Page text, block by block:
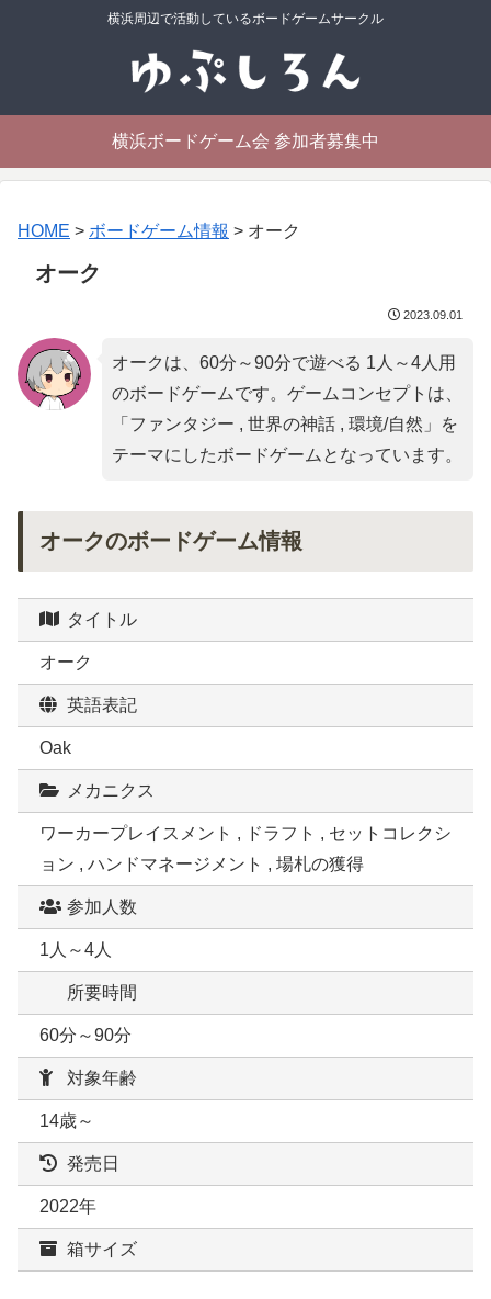
横浜周辺で活動しているボードゲームサークル
横浜ボードゲーム会 参加者募集中
HOME > ボードゲーム情報 > オーク
オーク
2023.09.01
オークは、60分～90分で遊べる 1人～4人用
のボードゲームです。ゲームコンセプトは、
「 ファンタジー , 世界の神話 , 環境/自然 」を
テーマにしたボードゲームとなっています。
オークのボードゲーム情報
タイトル
オーク
英語表記
Oak
メカニクス
ワーカープレイスメント , ドラフト , セットコレクシ
ョン , ハンドマネージメント , 場札の獲得
参加人数
1人～4人
所要時間
60分～90分
対象年齢
14歳～
発売日
2022年
箱サイズ